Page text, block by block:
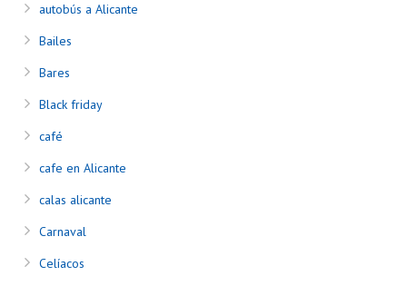
autobús a Alicante
Bailes
Bares
Black friday
café
cafe en Alicante
calas alicante
Carnaval
Celíacos